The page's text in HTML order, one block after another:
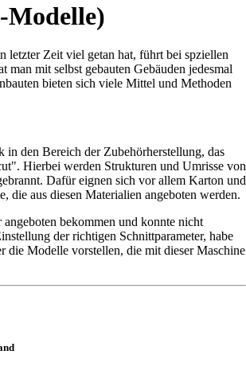
Modelle)
letzter Zeit viel getan hat, führt bei spziellen
mit selbst gebauten Gebäuden jedesmal
bieten sich viele Mittel und Methoden
in den Bereich der Zubehörherstellung, das
Hierbei werden Strukturen und Umrisse von
Dafür eignen sich vor allem Karton und
die aus diesen Materialien angeboten werden.
bekommen und konnte nicht
der richtigen Schnittparameter, habe
die Modelle vorstellen, die mit dieser Maschine